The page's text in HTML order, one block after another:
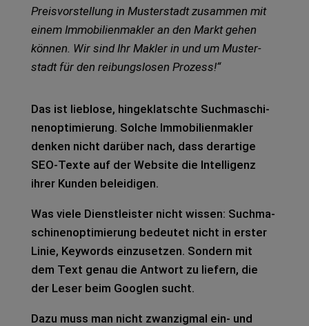
Preis­vor­stel­lung in Mus­ter­stadt zusam­men mit
einem Immo­bi­li­en­mak­ler an den Markt gehen
kön­nen. Wir sind Ihr Mak­ler in und um Mus­ter­
stadt für den rei­bungs­lo­sen Pro­zess!“
Das ist lieb­lo­se, hin­ge­klatsch­te Such­ma­schi­
nen­op­ti­mie­rung. Sol­che Immo­bi­li­en­mak­ler
den­ken nicht dar­über nach, dass der­ar­ti­ge
SEO-Texte auf der Web­site die Intel­li­genz
ihrer Kun­den belei­di­gen.
Was viele Dienst­leis­ter nicht wis­sen: Such­ma­
schi­nen­op­ti­mie­rung bedeu­tet nicht in ers­ter
Linie, Key­words ein­zu­set­zen. Son­dern mit
dem Text genau die Ant­wort zu lie­fern, die
der Leser beim Goog­len sucht.
Dazu muss man nicht zwan­zig­mal ein- und